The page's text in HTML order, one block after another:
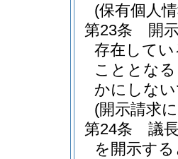
(保有個人
第23条
開
存在して
こととな
かにしな
(開示請求
第24条
議
を開示す